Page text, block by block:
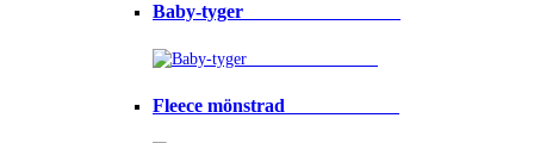
Baby-tyger⠀⠀⠀⠀⠀⠀⠀⠀⠀⠀⠀
Fleece mönstrad⠀⠀⠀⠀⠀⠀⠀⠀